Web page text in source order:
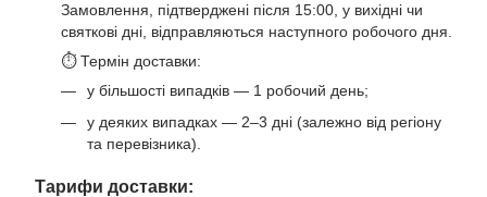
Замовлення, підтверджені після 15:00, у вихідні чи
святкові дні, відправляються наступного робочого дня.
⏱ Термін доставки:
у більшості випадків — 1 робочий день;
у деяких випадках — 2–3 дні (залежно від регіону
та перевізника).
Тарифи доставки: